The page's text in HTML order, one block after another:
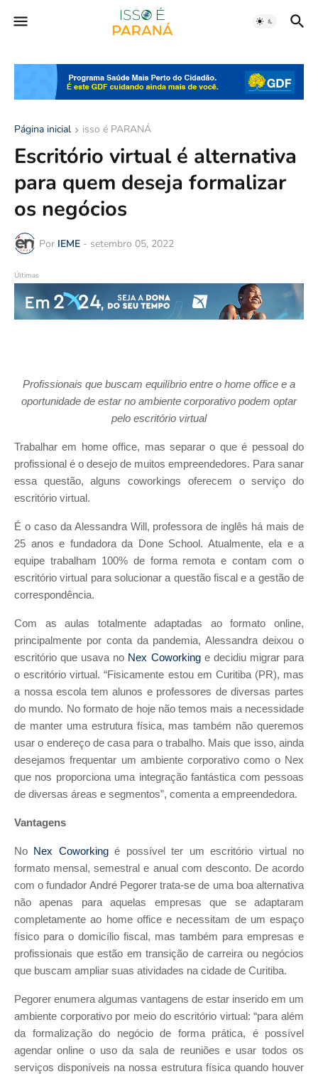
Página inicial isso é PARANÁ
Escritório virtual é alternativa
para quem deseja formalizar
os negócios
Por IEME - setembro 05, 2022
Últimas
Profissionais que buscam equilíbrio entre o home office e a
oportunidade de estar no ambiente corporativo podem optar
pelo escritório virtual
Trabalhar em home office, mas separar o que é pessoal do
profissional é o desejo de muitos empreendedores. Para sanar
essa questão, alguns coworkings oferecem o serviço do
escritório virtual.
É o caso da Alessandra Will, professora de inglês há mais de
25 anos e fundadora da Done School. Atualmente, ela e a
equipe trabalham 100% de forma remota e contam com o
escritório virtual para solucionar a questão fiscal e a gestão de
correspondência.
Com as aulas totalmente adaptadas ao formato online,
principalmente por conta da pandemia, Alessandra deixou o
escritório que usava no Nex Coworking e decidiu migrar para
o escritório virtual. “Fisicamente estou em Curitiba (PR), mas
a nossa escola tem alunos e professores de diversas partes
do mundo. No formato de hoje não temos mais a necessidade
de manter uma estrutura física, mas também não queremos
usar o endereço de casa para o trabalho. Mais que isso, ainda
desejamos frequentar um ambiente corporativo como o Nex
que nos proporciona uma integração fantástica com pessoas
de diversas áreas e segmentos”, comenta a empreendedora.
Vantagens
No Nex Coworking é possível ter um escritório virtual no
formato mensal, semestral e anual com desconto. De acordo
com o fundador André Pegorer trata-se de uma boa alternativa
não apenas para aquelas empresas que se adaptaram
completamente ao home office e necessitam de um espaço
físico para o domicílio fiscal, mas também para empresas e
profissionais que estão em transição de carreira ou negócios
que buscam ampliar suas atividades na cidade de Curitiba.
Pegorer enumera algumas vantagens de estar inserido em um
ambiente corporativo por meio do escritório virtual: “para além
da formalização do negócio de forma prática, é possível
agendar online o uso da sala de reuniões e usar todos os
serviços disponíveis na nossa estrutura física quando houver